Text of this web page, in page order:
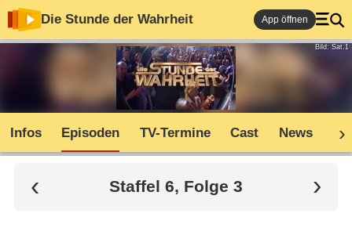
Die Stunde der Wahrheit App öffnen
Bild: Sat.1
Infos Episoden TV-Termine Cast News
Staffel 6, Folge 3